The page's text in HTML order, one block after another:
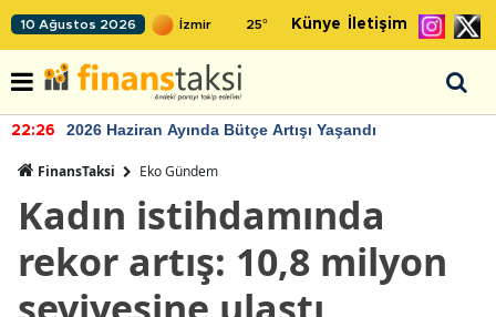
10 Ağustos 2026 25° Künye İletişim
22:26 2026 Haziran Ayında Bütçe Artışı Yaşandı
FinansTaksi Eko Gündem
Kadın istihdamında
rekor artış: 10,8 milyon